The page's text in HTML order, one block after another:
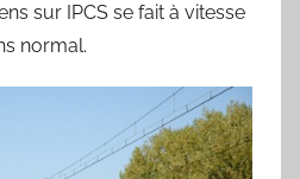
sur IPCS se fait à vitesse
normal.